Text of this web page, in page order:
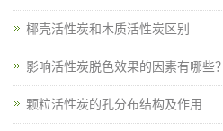
椰壳活性炭和木质活性炭区别
影响活性炭脱色效果的因素有哪些？
颗粒活性炭的孔分布结构及作用